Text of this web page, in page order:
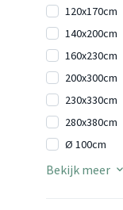
120x170cm
140x200cm
160x230cm
200x300cm
230x330cm
280x380cm
Ø 100cm
Bekijk meer